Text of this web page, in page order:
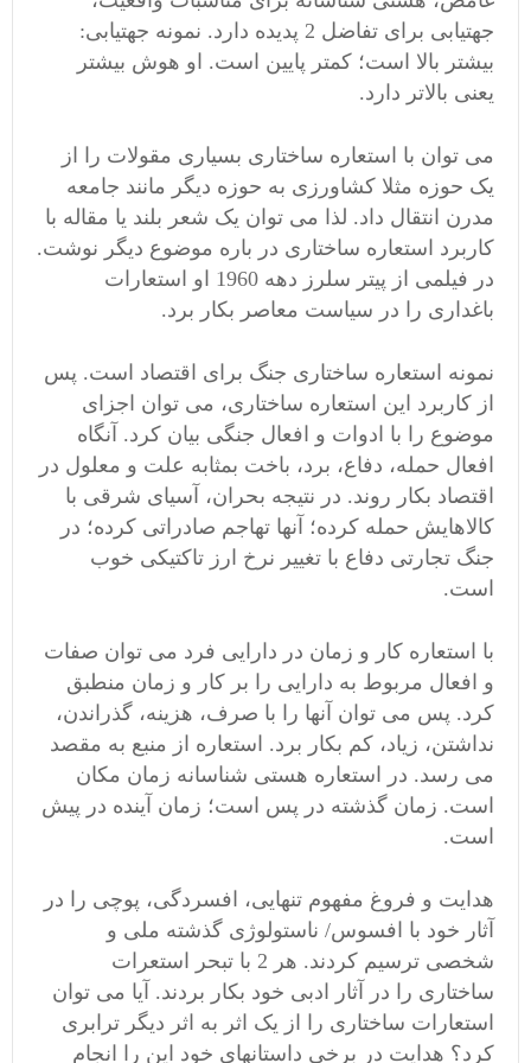
جهتیابی برای تفاضل 2 پدیده دارد. نمونه جهتیابی:
بیشتر بالا است؛ کمتر پایین است. او هوش بیشتر
یعنی بالاتر دارد.
می توان با استعاره ساختاری بسیاری مقولات را از
یک حوزه مثلا کشاورزی به حوزه دیگر مانند جامعه
مدرن انتقال داد. لذا می توان یک شعر بلند یا مقاله با
کاربرد استعاره ساختاری در باره موضوع دیگر نوشت.
در فیلمی از پیتر سلرز دهه 1960 او استعارات
باغداری را در سیاست معاصر بکار برد.
نمونه استعاره ساختاری جنگ برای اقتصاد است. پس
از کاربرد این استعاره ساختاری، می توان اجزای
موضوع را با ادوات و افعال جنگی بیان کرد. آنگاه
افعال حمله، دفاع، برد، باخت بمثابه علت و معلول در
اقتصاد بکار روند. در نتیجه بحران، آسیای شرقی با
کالاهایش حمله کرده؛ آنها تهاجم صادراتی کرده؛ در
جنگ تجارتی دفاع با تغییر نرخ ارز تاکتیکی خوب
است.
با استعاره کار و زمان در دارایی فرد می توان صفات
و افعال مربوط به دارایی را بر کار و زمان منطبق
کرد. پس می توان آنها را با صرف، هزینه، گذراندن،
نداشتن، زیاد، کم بکار برد. استعاره از منبع به مقصد
می رسد. در استعاره هستی شناسانه زمان مکان
است. زمان گذشته در پس است؛ زمان آینده در پیش
است.
هدایت و فروغ مفهوم تنهایی، افسردگی، پوچی را در
آثار خود با افسوس/ ناستولوژی گذشته ملی و
شخصی ترسیم کردند. هر 2 با تبحر استعرات
ساختاری را در آثار ادبی خود بکار بردند. آیا می توان
استعارات ساختاری را از یک اثر به اثر دیگر ترابری
کرد؟ هدایت در برخی داستانهای خود این را انجام